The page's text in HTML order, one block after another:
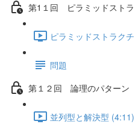
第1１回 ピラミッドスト
ピラミッドストラク
問題
第１２回 論理のパターン
並列型と解決型 (4:11)